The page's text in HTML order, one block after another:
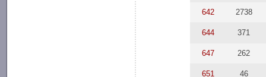
642 2738
644 371
647 262
651 46